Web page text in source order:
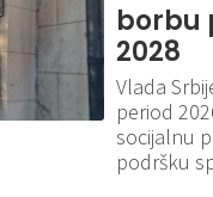
borbu
2028
Vlada
period
socijalnu
podršku